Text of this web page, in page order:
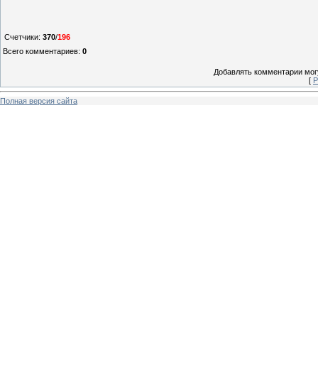
Счетчики: 370/196
Всего комментариев: 0
Добавлять комментарии
[
Полная версия сайта